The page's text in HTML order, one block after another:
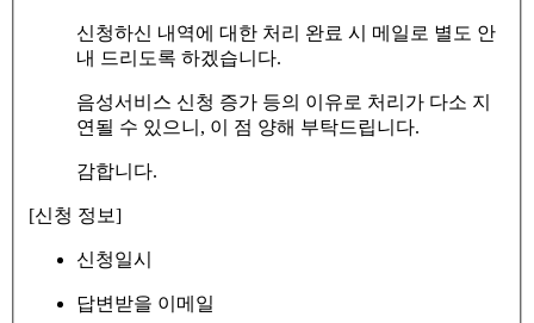
신청하신 내역에 대한 처리 완료 시 메일로 별도 안
내 드리도록 하겠습니다.
음성서비스 신청 증가 등의 이유로 처리가 다소 지
연될 수 있으니, 이 점 양해 부탁드립니다.
감합니다.
[신청 정보]
신청일시
답변받을 이메일